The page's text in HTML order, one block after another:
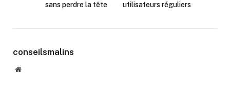
sans perdre la tête
utilisateurs réguliers
conseilsmalins
Website